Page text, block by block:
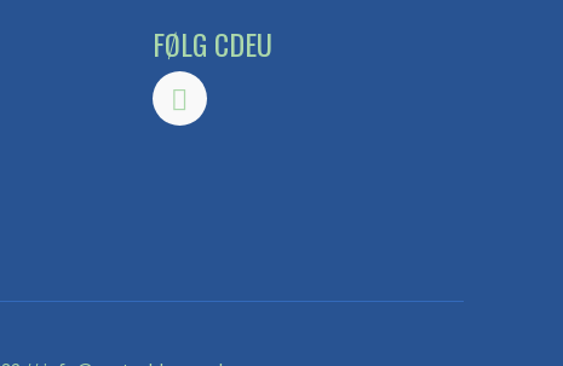
FØLG CDEU